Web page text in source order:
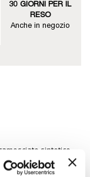
30 GIORNI PER IL
RESO
Anche in negozio
sintetico.
Doppio tirante
ad alto grip e